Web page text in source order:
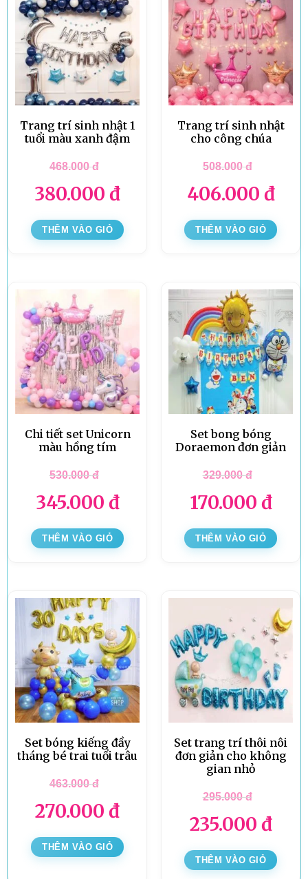
Trang trí sinh nhật 1
tuổi màu xanh đậm
468.000đ
380.000 đ
THÊM VÀO GIỎ
Trang trí sinh nhật
cho công chúa
508.000đ
406.000 đ
THÊM VÀO GIỎ
Chi tiết set Unicorn
màu hồng tím
530.000đ
345.000 đ
THÊM VÀO GIỎ
Set bong bóng
Doraemon đơn giản
329.000đ
170.000 đ
THÊM VÀO GIỎ
Set bóng kiếng đầy
tháng bé trai tuổi trâu
463.000đ
270.000 đ
THÊM VÀO GIỎ
Set trang trí thôi nôi
đơn giản cho không
gian nhỏ
295.000đ
235.000 đ
THÊM VÀO GIỎ